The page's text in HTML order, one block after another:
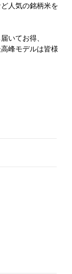
人気の銘柄米を
いてお得、
峰モデルは皆様